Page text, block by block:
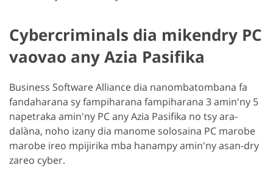
Cybercriminals dia mikendry PC
vaovao any Azia Pasifika
Business Software Alliance dia nanombatombana fa
fandaharana sy fampiharana fampiharana 3 amin'ny 5
napetraka amin'ny PC any Azia Pasifika no tsy ara-
dalàna, noho izany dia manome solosaina PC marobe
marobe ireo mpijirika mba hanampy amin'ny asan-dry
zareo cyber.